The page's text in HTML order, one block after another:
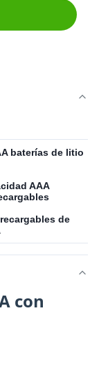
baterías de litio
AAA
de
con